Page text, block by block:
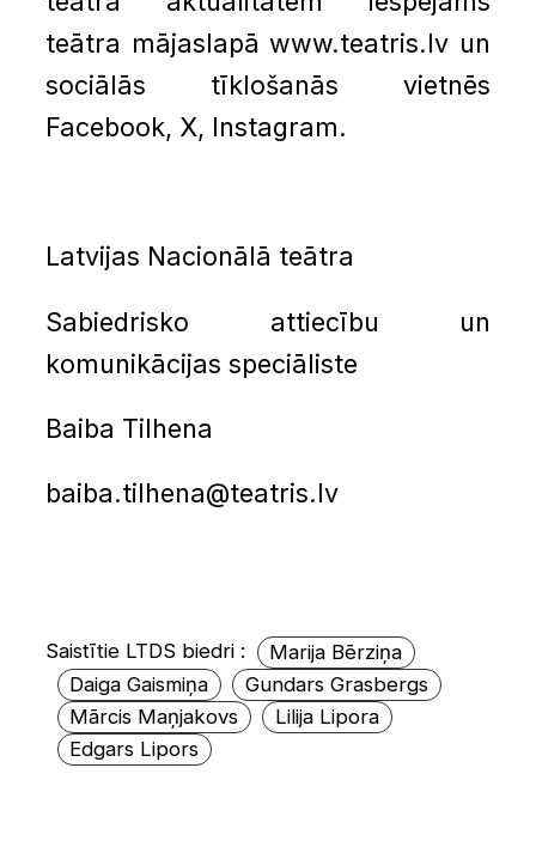
teātra mājaslapā www.teatris.lv un
sociālās tīklošanās vietnēs
Facebook, X, Instagram.
Latvijas Nacionālā teātra
Sabiedrisko attiecību un
komunikācijas speciāliste
Baiba Tilhena
baiba.tilhena@teatris.lv
Saistītie LTDS biedri :
Marija Bērziņa
Daiga Gaismiņa
Gundars Grasbergs
Mārcis Maņjakovs
Lilija Lipora
Edgars Lipors